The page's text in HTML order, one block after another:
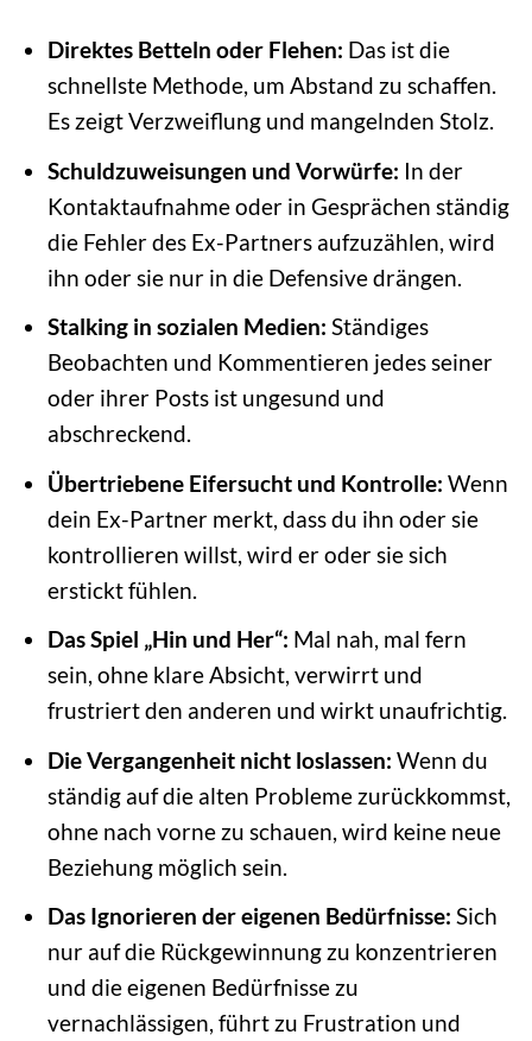
Direktes Betteln oder Flehen: Das ist die
schnellste Methode, um Abstand zu schaffen.
Es zeigt Verzweiflung und mangelnden Stolz.
Schuldzuweisungen und Vorwürfe: In der
Kontaktaufnahme oder in Gesprächen ständig
die Fehler des Ex-Partners aufzuzählen, wird
ihn oder sie nur in die Defensive drängen.
Stalking in sozialen Medien: Ständiges
Beobachten und Kommentieren jedes seiner
oder ihrer Posts ist ungesund und
abschreckend.
Übertriebene Eifersucht und Kontrolle: Wenn
dein Ex-Partner merkt, dass du ihn oder sie
kontrollieren willst, wird er oder sie sich
erstickt fühlen.
Das Spiel „Hin und Her“: Mal nah, mal fern
sein, ohne klare Absicht, verwirrt und
frustriert den anderen und wirkt unaufrichtig.
Die Vergangenheit nicht loslassen: Wenn du
ständig auf die alten Probleme zurückkommst,
ohne nach vorne zu schauen, wird keine neue
Beziehung möglich sein.
Das Ignorieren der eigenen Bedürfnisse: Sich
nur auf die Rückgewinnung zu konzentrieren
und die eigenen Bedürfnisse zu
vernachlässigen, führt zu Frustration und